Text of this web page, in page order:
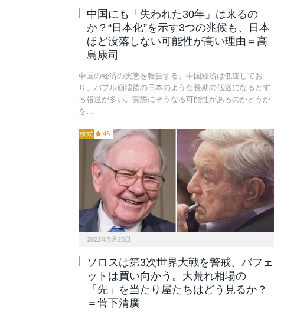
中国にも「失われた30年」は来るの
か？“日本化”を示す3つの兆候も、日本
ほど没落しない可能性が高い理由＝高
島康司
中国の経済の実態を報告する。中国経済は低迷してお
り、バブル崩壊後の日本のような長期の低迷になるとす
る報道が多い。実際にそうなる可能性があるのかどうか
を…
株式 46
2022年5月25日
ソロスは第3次世界大戦を警戒、バフェ
ットは買い向かう。大荒れ相場の
「先」を当たり屋たちはどう見るか？
＝菅下清廣